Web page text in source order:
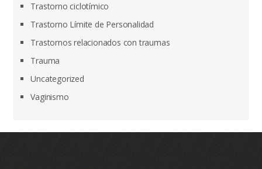
Trastorno ciclotímico
Trastorno Límite de Personalidad
Trastornos relacionados con traumas
Trauma
Uncategorized
Vaginismo